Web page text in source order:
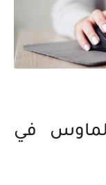
في